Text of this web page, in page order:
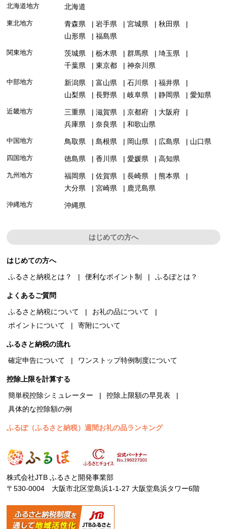
北海道地方 北海道
東北地方 青森県 岩手県 宮城県
秋田県
山形県
福島県
関東地方 茨城県 栃木県 群馬県
埼玉県
千葉県
東京都 神奈川県
中部地方 新潟県 富山県 石川県
福井県
山梨県
長野県 岐阜県 静岡県 愛知県
近畿地方 三重県 滋賀県 京都府
大阪府
兵庫県
奈良県 和歌山県
中国地方 鳥取県 島根県 岡山県 広島県 山口県
四国地方 徳島県 香川県 愛媛県 高知県
九州地方 福岡県 佐賀県 長崎県
熊本県
大分県
宮崎県 鹿児島県
沖縄地方 沖縄県
はじめての方へ
はじめての方へ
ふるさと納税とは？
便利なポイント制 ふるぽとは？
よくあるご質問
ふるさと納税について
お礼の品について
ポイントについて
寄附について
ふるさと納税の流れ
確定申告について
ワンストップ特例制度について
控除上限を計算する
簡単税控除シミュレーター
控除上限額の早見表
具体的な控除額の例
ふるぽ（ふるさと納税）週間お礼の品ランキング
株式会社JTB ふるさと開発事業部
〒530-0004 大阪市北区堂島浜1-1-27 大阪堂島浜タワー6階